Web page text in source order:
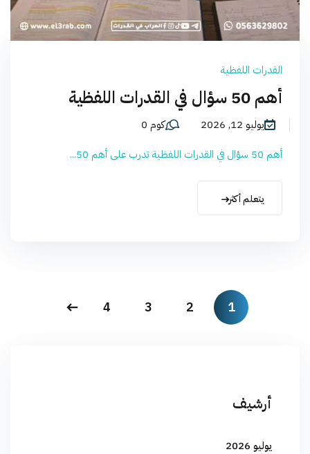
القدرات اللفظية
أهم 50 سؤال في القدرات اللفظية
يوليو 12, 2026
كوم 0
أهم 50 سؤال في القدرات اللفظية تدرب على أهم 50...
يتعلم أكثر
1
2
3
4
أرشيف
يوليو 2026